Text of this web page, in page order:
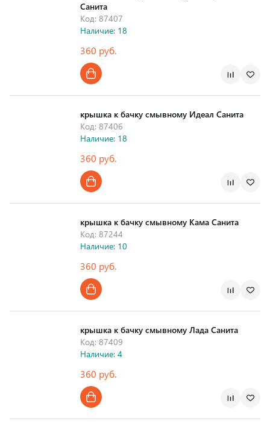
Санита
Код: 87407
Наличие: 18
360 руб.
крышка к бачку смывному Идеал Санита
Код: 87406
Наличие: 18
360 руб.
крышка к бачку смывному Кама Санита
Код: 87244
Наличие: 10
360 руб.
крышка к бачку смывному Лада Санита
Код: 87409
Наличие: 4
360 руб.